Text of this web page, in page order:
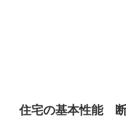
住宅の基本性能